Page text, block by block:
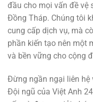
đầu cho mọi vấn đề vệ
Đồng Tháp. Chúng tôi
cung cấp dịch vụ, mà
phần kiến tạo nên một
và bền vững cho cộng
Đừng ngần ngại liên hệ
Đội ngũ của Việt Anh